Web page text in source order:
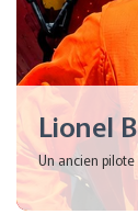
Lionel
Un ancien pilote